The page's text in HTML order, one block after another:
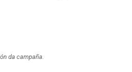
da campaña.